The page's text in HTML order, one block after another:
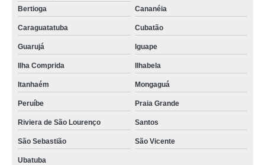
Bertioga
Cananéia
Caraguatatuba Cubatão
Guarujá Iguape
Ilha Comprida Ilhabela
Itanhaém Mongaguá
Peruíbe Praia Grande
Riviera de São Lourenço Santos
São Sebastião São Vicente
Ubatuba